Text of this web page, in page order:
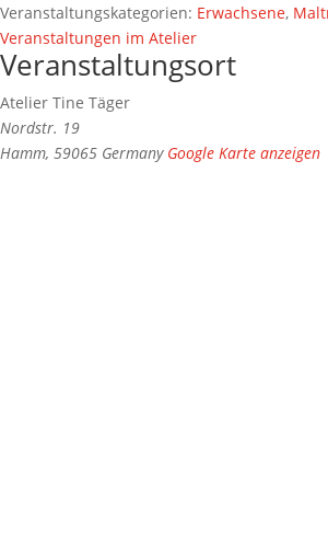
Veranstaltungskategorien: Erwachsene,
Veranstaltungen im Atelier
Veranstaltungsort
Atelier Tine Täger
Nordstr. 19
Hamm, 59065 Germany Google Karte anzeigen